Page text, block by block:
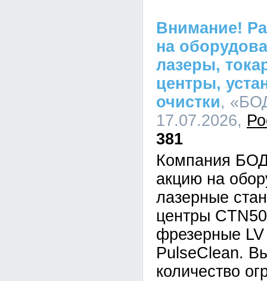
Внимание!
на
лазеры,
центры,
очистки,
17.07.2026,
381
Компания
акцию на
лазерные
центры
фрезерные
PulseClean.
количество